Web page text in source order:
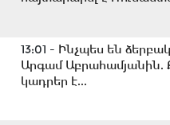
13:01 - Ինչպես են
Արգամ Աբրահամյանին.
կադրեր է...